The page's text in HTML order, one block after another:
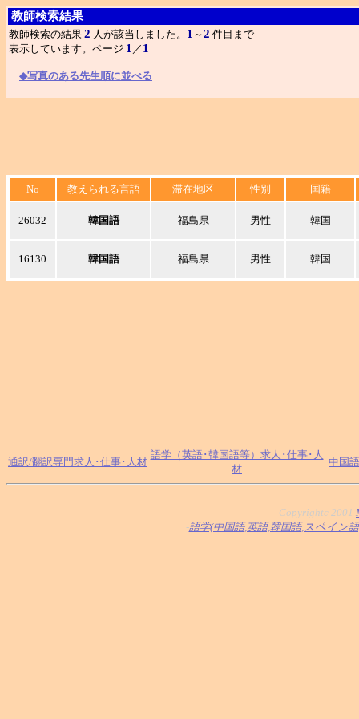
教師検索結果
教師検索の結果 2 人が該当しました。 1 ～2 件目まで
表示しています。ページ 1 ／ 1
◆写真のある先生順に並べる
No 教えられる言語 滞在地区 性別 国籍
26032 韓国語 福島県 男性 韓国
16130 韓国語 福島県 男性 韓国
通訳/翻訳専門求人･仕事･人材
語学（英語･韓国語等）求人･仕事･人
材
中国
Copyrightc 2001
-語学(中国語,英語,韓国語,スペイン